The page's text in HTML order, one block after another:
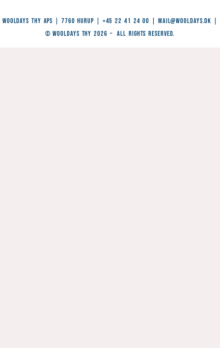
WoolDays Thy ApS | 7760 Hurup | +45 22 41 24 00 | Mail@wooldays.dk
© WoolDays Thy 2026 – All Rights Reserved.